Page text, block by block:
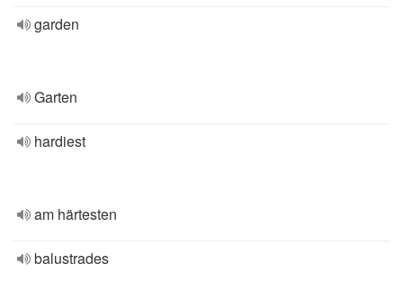
garden
Garten
hardiest
am härtesten
balustrades